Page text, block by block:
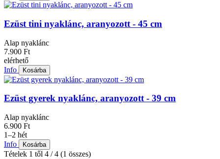
Ezüst tini nyaklánc, aranyozott - 45 cm
Alap nyaklánc
7.900 Ft
elérhető
Info
Kosárba
Ezüst gyerek nyaklánc, aranyozott - 39 cm
Alap nyaklánc
6.900 Ft
1–2 hét
Info
Kosárba
Tételek 1 től 4 / 4 (1 összes)